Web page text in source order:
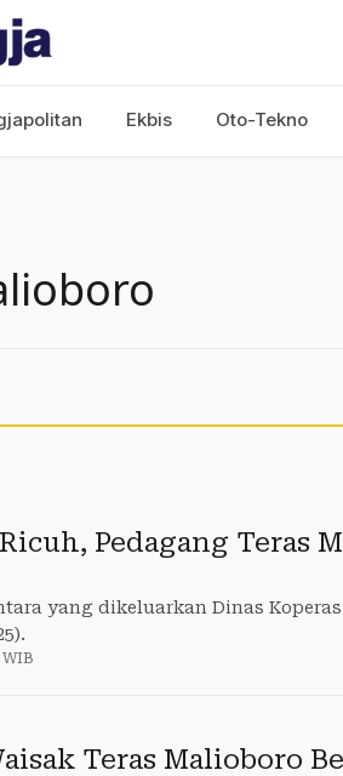
Ekbis Oto-Tekno
Pedagang Teras
yang dikeluarkan Dinas
Teras Malioboro